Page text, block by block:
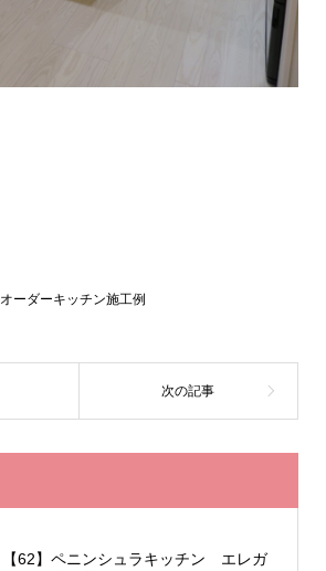
オーダーキッチン施工例
【62】ペニンシュラキッチン エレガ